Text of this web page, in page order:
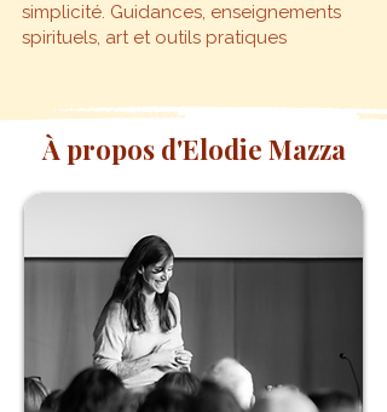
simplicité. Guidances, enseignements
spirituels, art et outils pratiques
À propos d'Elodie Mazza